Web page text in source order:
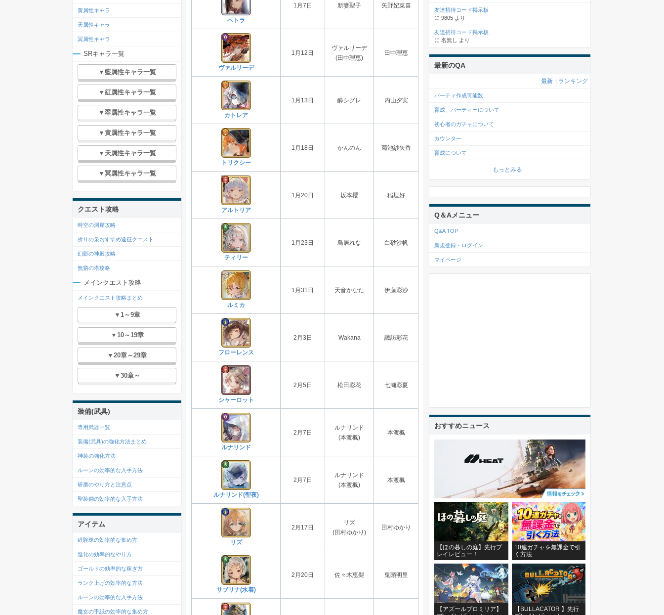
ペトラ
1月7日 新妻聖子 矢野妃菜喜
ヴァルリーデ
1月12日
ヴァルリーデ
(田中理恵)
田中理恵
カトレア
1月13日 酔シグレ 内山夕実
トリクシー
1月18日 かんのん 菊池紗矢香
アルトリア
1月20日 坂本櫻 稲垣好
ティリー
1月23日 鳥居れな 白砂沙帆
ルミカ
1月31日 天音かなた 伊藤彩沙
フローレンス
2月3日 Wakana 諏訪彩花
シャーロット
2月5日 松田彩花 七瀬彩夏
ルナリンド
2月7日
ルナリンド
(本渡楓)
本渡楓
ルナリンド(聖夜)
2月7日
ルナリンド
(本渡楓)
本渡楓
リズ
2月17日
リズ
(田村ゆかり)
田村ゆかり
サブリナ(水着)
2月20日 佐々木恵梨 鬼頭明里
黄属性キャラ
天属性キャラ
冥属性キャラ
SRキャラ一覧
▼藍属性キャラ一覧
▼紅属性キャラ一覧
▼翠属性キャラ一覧
▼黄属性キャラ一覧
▼天属性キャラ一覧
▼冥属性キャラ一覧
クエスト攻略
時空の洞窟攻略
祈りの泉おすすめ遠征クエスト
幻影の神殿攻略
無窮の塔攻略
メインクエスト攻略
メインクエスト攻略まとめ
▼1～9章
▼10～19章
▼20章～29章
▼30章～
装備(武具)
専用武器一覧
装備(武具)の強化方法まとめ
神装の強化方法
ルーンの効率的な入手方法
研磨のやり方と注意点
聖装鋼の効率的な入手方法
アイテム
経験珠の効率的な集め方
進化の効率的なやり方
ゴールドの効率的な稼ぎ方
ランク上げの効率的な方法
ルーンの効率的な入手方法
魔女の手紙の効率的な集め方
友達招待コード掲示板
に 9805 より
友達招待コード掲示板
に 名無し より
最新のQA
最新 ランキング
パーティ作成可能数
育成、パーティーについて
初心者のガチャについて
カウンター
育成について
もっとみる
Q＆Aメニュー
Q&A TOP
新規登録・ログイン
マイページ
おすすめニュース
【ほの暮しの庭】先行プ
レイレビュー！
10連ガチャを無課金で引
く方法
【アズールプロミリア】
【BULLACATOR 】先行